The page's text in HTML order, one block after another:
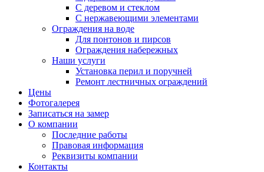
С деревом и стеклом
С нержавеющими элементами
Ограждения на воде
Для понтонов и пирсов
Ограждения набережных
Наши услуги
Установка перил и поручней
Ремонт лестничных ограждений
Цены
Фотогалерея
Записаться на замер
О компании
Последние работы
Правовая информация
Реквизиты компании
Контакты